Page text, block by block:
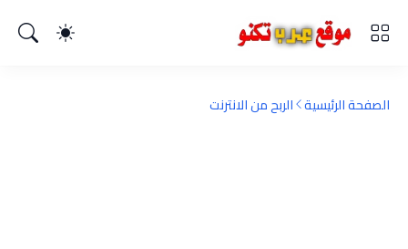
الصفحة الرئيسية الربح من الانترنت